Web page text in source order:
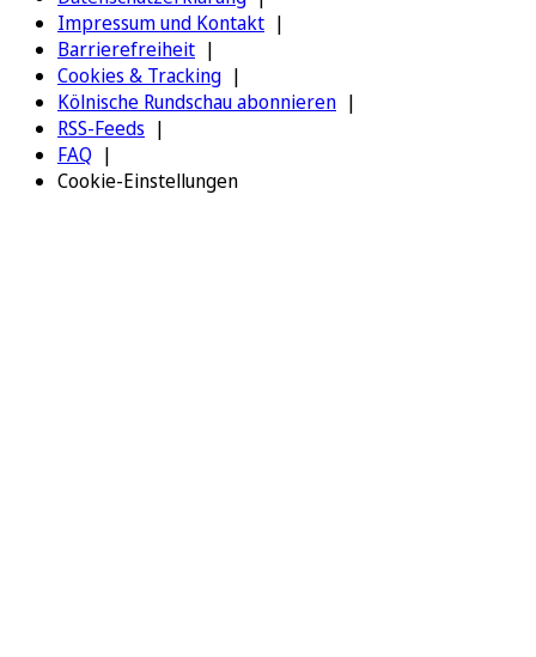
Impressum und Kontakt
Barrierefreiheit
Cookies & Tracking
Kölnische Rundschau abonnieren
RSS-Feeds
FAQ
Cookie-Einstellungen